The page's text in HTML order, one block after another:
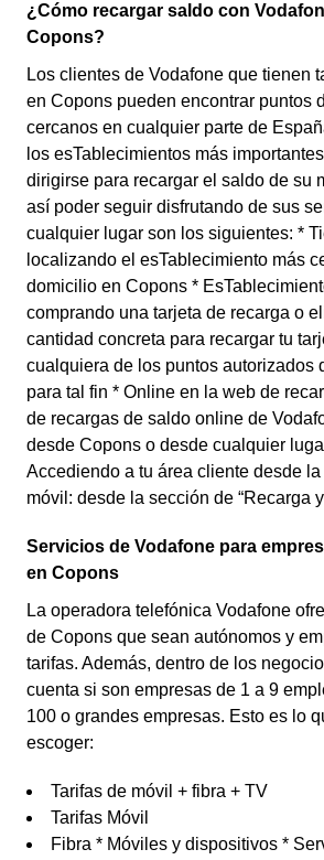
¿Cómo recargar saldo con
Copons?
Los clientes de Vodafone que tienen
en Copons pueden encontrar puntos
cercanos en cualquier parte de
los esTablecimientos más
dirigirse para recargar el saldo de su
así poder seguir disfrutando de sus
cualquier lugar son los siguientes: *
localizando el esTablecimiento más
domicilio en Copons *
comprando una tarjeta de recarga o
cantidad concreta para recargar tu
cualquiera de los puntos autorizados
para tal fin * Online en la web de
de recargas de saldo online de
desde Copons o desde cualquier
Accediendo a tu área cliente desde
móvil: desde la sección de “Recarga
Servicios de Vodafone para
en Copons
La operadora telefónica Vodafone
de Copons que sean autónomos y
tarifas. Además, dentro de los
cuenta si son empresas de 1 a 9
100 o grandes empresas. Esto es lo
escoger:
Tarifas de móvil + fibra + TV
Tarifas Móvil
Fibra * Móviles y dispositivos *